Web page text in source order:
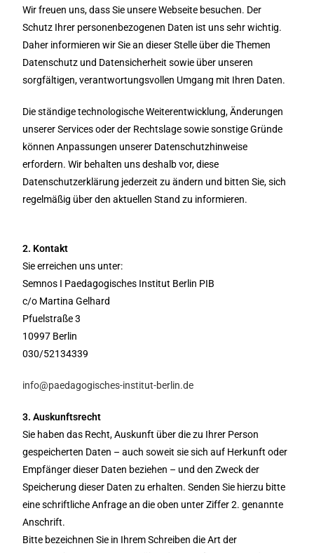
Wir freuen uns, dass Sie unsere Webseite besuchen. Der
Schutz Ihrer personenbezogenen Daten ist uns sehr wichtig.
Daher informieren wir Sie an dieser Stelle über die Themen
Datenschutz und Datensicherheit sowie über unseren
sorgfältigen, verantwortungsvollen Umgang mit Ihren Daten.
Die ständige technologische Weiterentwicklung, Änderungen
unserer Services oder der Rechtslage sowie sonstige Gründe
können Anpassungen unserer Datenschutzhinweise
erfordern. Wir behalten uns deshalb vor, diese
Datenschutzerklärung jederzeit zu ändern und bitten Sie, sich
regelmäßig über den aktuellen Stand zu informieren.
2. Kontakt
Sie erreichen uns unter:
Semnos I Paedagogisches Institut Berlin PIB
c/o Martina Gelhard
Pfuelstraße 3
10997 Berlin
030/52134339
info@paedagogisches-institut-berlin.de
3. Auskunftsrecht
Sie haben das Recht, Auskunft über die zu Ihrer Person
gespeicherten Daten – auch soweit sie sich auf Herkunft oder
Empfänger dieser Daten beziehen – und den Zweck der
Speicherung dieser Daten zu erhalten. Senden Sie hierzu bitte
eine schriftliche Anfrage an die oben unter Ziffer 2. genannte
Anschrift.
Bitte bezeichnen Sie in Ihrem Schreiben die Art der